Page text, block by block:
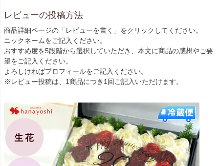
レビューの投稿方法
商品詳細ページの「レビューを書く」をクリックしてください。
ニックネームをご記入ください。
おすすめ度を5段階から選択していただき、本文に商品の感想やご要
望をご記入ください。
よろしければプロフィールをご記入ください。
※レビュー投稿は、1商品につき1回ご記入いただけます。